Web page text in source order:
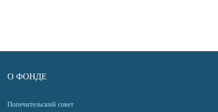
О ФОНДЕ
Попечительский совет